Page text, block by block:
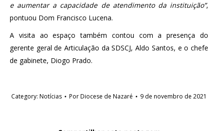
e aumentar a capacidade de atendimento da instituição”,
pontuou Dom Francisco Lucena.
A visita ao espaço também contou com a presença do
gerente geral de Articulação da SDSCJ, Aldo Santos, e o chefe
de gabinete, Diogo Prado.
Category: Notícias PorDiocese de Nazaré 9 de novembro de 2021